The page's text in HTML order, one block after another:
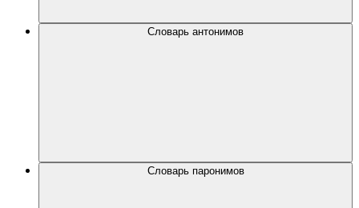
Словарь антонимов
Словарь паронимов